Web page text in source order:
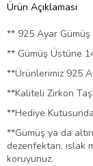
Ürün Açıklaması
** 925 Ayar Gümüş
** Gümüş Üstüne
**Ürünlerimiz 925
**Kaliteli Zirkon
**Hediye
**Gümüş ya da
dezenfektan, ıslak
koruyunuz.